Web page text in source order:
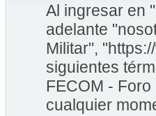
Al ingresar en
adelante
Militar",
siguientes
FECOM -
cualquier